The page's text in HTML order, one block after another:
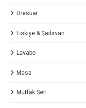
Dresuar
Fiskiye & Şadırvan
Lavabo
Masa
Mutfak Seti